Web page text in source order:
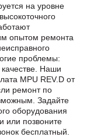
на уровне
опытом ремонта
проблемы:
Наши
MPU REV.D от
ремонт по
Задайте
оборудования
или позвоните
бесплатный.